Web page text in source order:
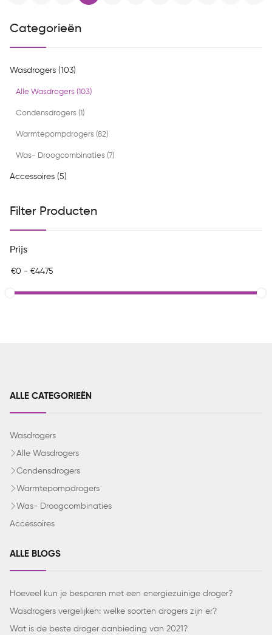
Categorieën
Wasdrogers (103)
Alle Wasdrogers (103)
Condensdrogers (1)
Warmtepompdrogers (82)
Was- Droogcombinaties (7)
Accessoires (5)
Filter Producten
Prijs
ALLE CATEGORIEËN
Wasdrogers
Alle Wasdrogers
Condensdrogers
Warmtepompdrogers
Was- Droogcombinaties
Accessoires
ALLE BLOGS
Hoeveel kun je besparen met een energiezuinige droger?
Wasdrogers vergelijken: welke soorten drogers zijn er?
Wat is de beste droger aanbieding van 2021?